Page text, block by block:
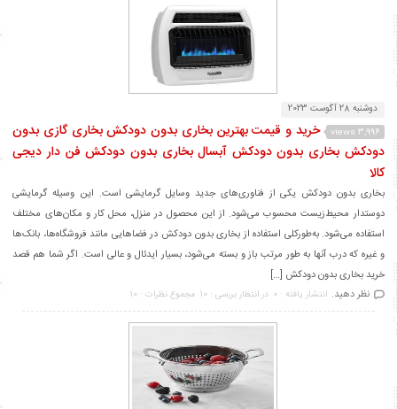
دوشنبه 28 آگوست 2023
3,996 views
خرید و قیمت بهترین بخاری بدون دودکش بخاری گازی بدون
دودکش بخاری بدون دودکش آبسال بخاری بدون دودکش فن دار دیجی
کالا
بخاری بدون دودکش یکی از فناوری‌های جدید وسایل گرمایشی است. این وسیله گرمایشی
دوستدار محیط‌زیست محسوب می‌شود. از این محصول در منزل، محل کار و مکان‌های مختلف
استفاده می‌شود. به‌طورکلی استفاده از بخاری بدون دودکش در فضاهایی مانند فروشگاه‌ها، بانک‌ها
و غیره که درب آنها به طور مرتب باز و بسته می‌شود، بسیار ایدئال و عالی است. اگر شما هم قصد
خرید بخاری بدون دودکش […]
نظر دهید. انتشار یافته : 0 در انتظار بررسی : 10 مجموع نظرات : 10